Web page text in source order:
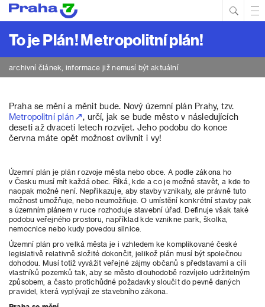
To je Plán! Metropolitní plán!
archivní článek, informace již nemusí být aktuální
Praha se mění a měnit bude. Nový územní plán Prahy, tzv.
Metropolitní plán
, určí, jak se bude město v následujících
deseti až dvaceti letech rozvíjet. Jeho podobu do konce
června máte opět možnost ovlivnit i vy!
Územní plán je plán rozvoje města nebo obce. A podle zákona ho
v Česku musí mít každá obec. Říká, kde a co je možné stavět, a kde to
naopak možné není. Nepřikazuje, aby stavby vznikaly, ale právně tuto
možnost umožňuje, nebo neumožňuje. O umístění konkrétní stavby pak
s územním plánem v ruce rozhoduje stavební úřad. Definuje však také
podobu veřejného prostoru, například kde vznikne park, školka,
nemocnice nebo kudy povedou silnice.
Územní plán pro velká města je i vzhledem ke komplikované české
legislativě relativně složité dokončit, jelikož plán musí být společnou
dohodou. Musí totiž vyvážit veřejné zájmy občanů s představami a cíli
vlastníků pozemků tak, aby se město dlouhodobě rozvíjelo udržitelným
způsobem, a často protichůdné požadavky sloučit do pevně daných
pravidel, která vyplývají ze stavebního zákona.